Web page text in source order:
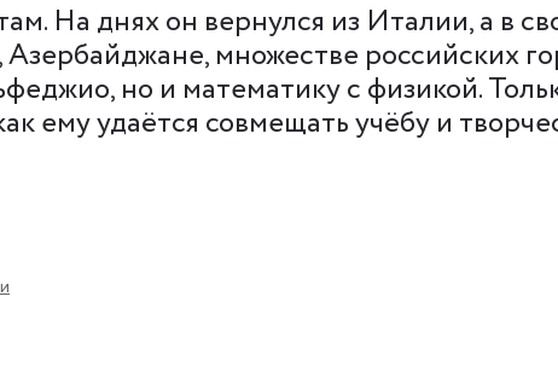
На днях он вернулся из Италии, а в
множестве российских
но и математику с физикой.
ему удаётся совмещать учёбу и